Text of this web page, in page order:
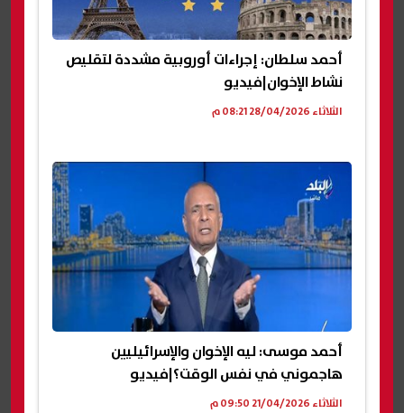
أحمد سلطان: إجراءات أوروبية مشددة لتقليص
نشاط الإخوان|فيديو
الثلاثاء 28/04/2026 08:21 م
أحمد موسى: ليه الإخوان والإسرائيليين
هاجموني في نفس الوقت؟|فيديو
الثلاثاء 21/04/2026 09:50 م